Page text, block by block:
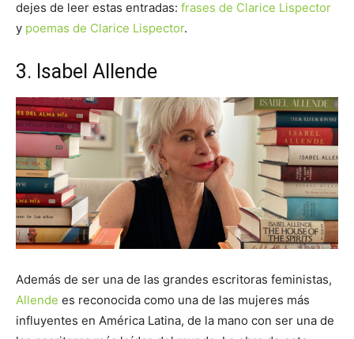
dejes de leer estas entradas: frases de Clarice Lispector
y poemas de Clarice Lispector.
3. Isabel Allende
Además de ser una de las grandes escritoras feministas,
Allende es reconocida como una de las mujeres más
influyentes en América Latina, de la mano con ser una de